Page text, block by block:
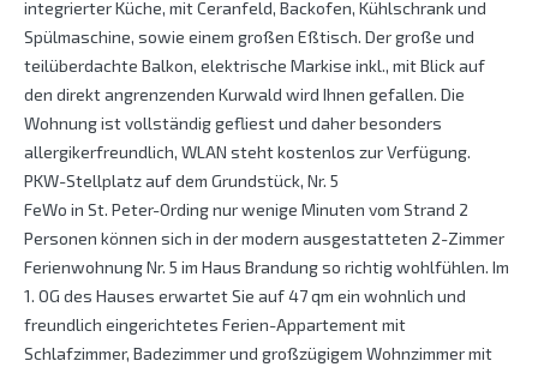
integrierter Küche, mit Ceranfeld, Backofen, Kühlschrank und
Spülmaschine, sowie einem großen Eßtisch. Der große und
teilüberdachte Balkon, elektrische Markise inkl., mit Blick auf
den direkt angrenzenden Kurwald wird Ihnen gefallen. Die
Wohnung ist vollständig gefliest und daher besonders
allergikerfreundlich, WLAN steht kostenlos zur Verfügung.
PKW-Stellplatz auf dem Grundstück, Nr. 5
FeWo in St. Peter-Ording nur wenige Minuten vom Strand 2
Personen können sich in der modern ausgestatteten 2-Zimmer
Ferienwohnung Nr. 5 im Haus Brandung so richtig wohlfühlen. Im
1. OG des Hauses erwartet Sie auf 47 qm ein wohnlich und
freundlich eingerichtetes Ferien-Appartement mit
Schlafzimmer, Badezimmer und großzügigem Wohnzimmer mit